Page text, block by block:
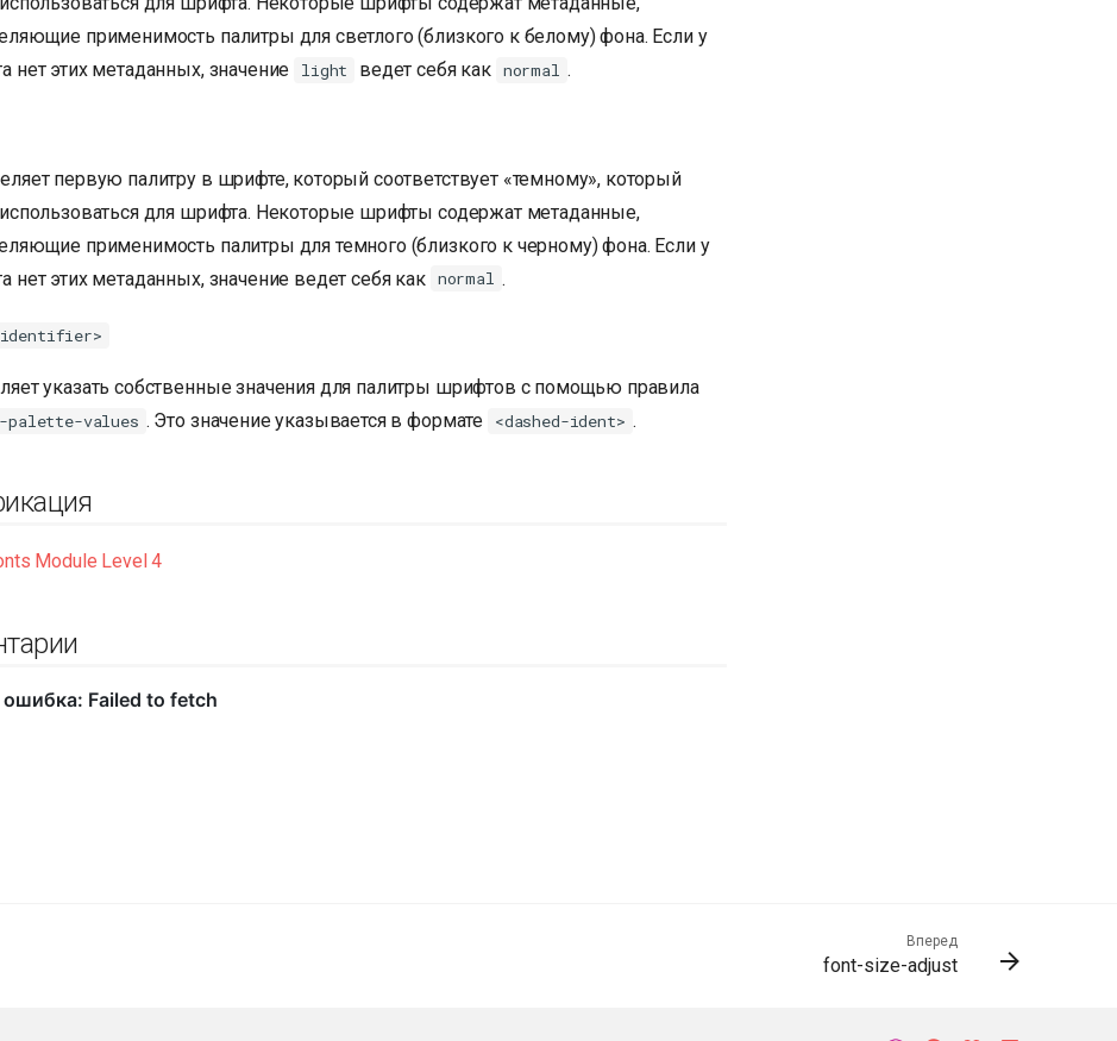
применимость палитры для светлого (близкого к белому) фона. Если у
нет этих метаданных, значение
light ведет себя как normal .
первую палитру в шрифте, который соответствует «темному», который
для шрифта. Некоторые шрифты содержат метаданные,
применимость палитры для темного (близкого к черному) фона. Если у
нет этих метаданных, значение ведет себя как normal .
указать собственные значения для палитры шрифтов с помощью правила
palette-values . Это значение указывается в формате <dashed-ident> .
Module Level 4
Вперед
font-size-adjust